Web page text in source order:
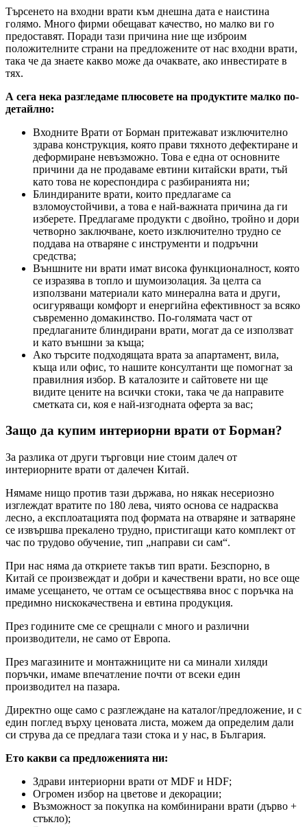
Търсенето на входни врати към днешна дата е наистина
голямо. Много фирми обещават качество, но малко ви го
предоставят. Поради тази причина ние ще изброим
положителните страни на предложените от нас входни врати,
така че да знаете какво може да очаквате, ако инвестирате в
тях.
А сега нека разгледаме плюсовете на продуктите малко по-
детайлно:
Входните Врати от Борман притежават изключително
здрава конструкция, която прави тяхното дефектиране и
деформиране невъзможно. Това е една от основните
причини да не продаваме евтини китайски врати, тъй
като това не кореспондира с разбиранията ни;
Блиндираните врати, които предлагаме са
взломоустойчиви, а това е най-важната причина да ги
изберете. Предлагаме продукти с двойно, тройно и дори
четворно заключване, което изключително трудно се
поддава на отваряне с инструменти и подръчни
средства;
Външните ни врати имат висока функционалност, която
се изразява в топло и шумоизолация. За целта са
използвани материали като минерална вата и други,
осигуряващи комфорт и енергийна ефективност за всяко
съвременно домакинство. По-голямата част от
предлаганите блиндирани врати, могат да се използват
и като външни за къща;
Ако търсите подходящата врата за апартамент, вила,
къща или офис, то нашите консултанти ще помогнат за
правилния избор. В каталозите и сайтовете ни ще
видите цените на всички стоки, така че да направите
сметката си, коя е най-изгодната оферта за вас;
Защо да купим интериорни врати от Борман?
За разлика от други търговци ние стоим далеч от
интериорните врати от далечен Китай.
Нямаме нищо против тази държава, но някак несериозно
изглеждат вратите по 180 лева, чиято основа се надрасква
лесно, а експлоатацията под формата на отваряне и затваряне
се извършва прекалено трудно, пристигащи като комплект от
час по трудово обучение, тип „направи си сам“.
При нас няма да откриете такъв тип врати. Безспорно, в
Китай се произвеждат и добри и качествени врати, но все още
имаме усещането, че оттам се осъществява внос с поръчка на
предимно нискокачествена и евтина продукция.
През годините сме се срещнали с много и различни
производители, не само от Европа.
През магазините и монтажниците ни са минали хиляди
поръчки, имаме впечатление почти от всеки един
производител на пазара.
Директно още само с разглеждане на каталог/предложение, и с
един поглед върху ценовата листа, можем да определим дали
си струва да се предлага тази стока и у нас, в България.
Ето какви са предложенията ни:
Здрави интериорни врати от MDF и HDF;
Огромен избор на цветове и декорации;
Възможност за покупка на комбинирани врати (дърво +
стъкло);